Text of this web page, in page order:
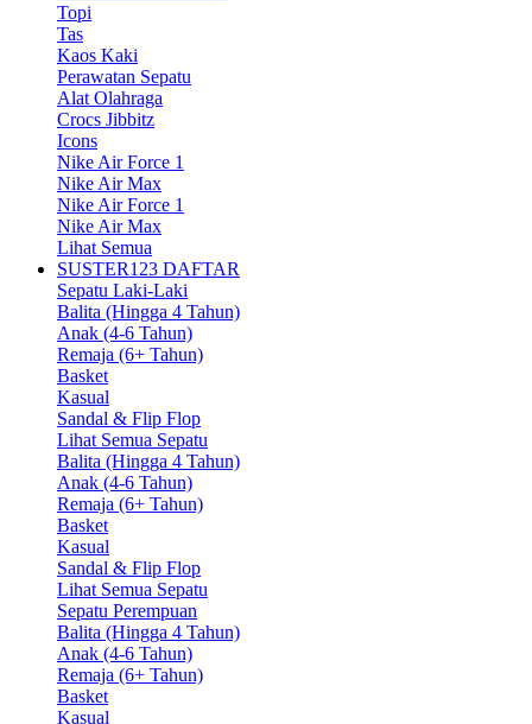
Topi
Tas
Kaos Kaki
Perawatan Sepatu
Alat Olahraga
Crocs Jibbitz
Icons
Nike Air Force 1
Nike Air Max
Nike Air Force 1
Nike Air Max
Lihat Semua
SUSTER123 DAFTAR
Sepatu Laki-Laki
Balita (Hingga 4 Tahun)
Anak (4-6 Tahun)
Remaja (6+ Tahun)
Basket
Kasual
Sandal & Flip Flop
Lihat Semua Sepatu
Balita (Hingga 4 Tahun)
Anak (4-6 Tahun)
Remaja (6+ Tahun)
Basket
Kasual
Sandal & Flip Flop
Lihat Semua Sepatu
Sepatu Perempuan
Balita (Hingga 4 Tahun)
Anak (4-6 Tahun)
Remaja (6+ Tahun)
Basket
Kasual